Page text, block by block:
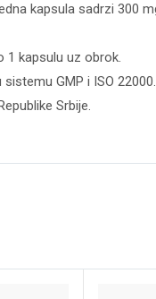
kapsula sadrzi 300
1 kapsulu uz obrok.
GMP i ISO 22000.
Srbije.